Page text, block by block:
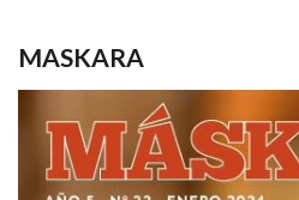
MASKARA